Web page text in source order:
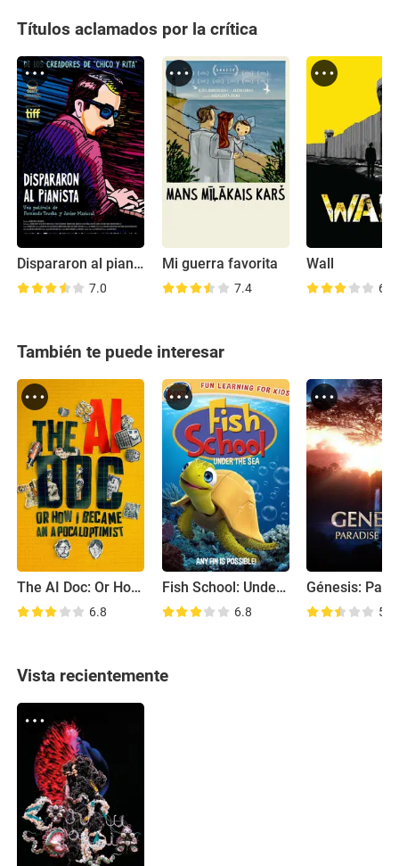
Títulos aclamados por la crítica
Dispararon al pianista
7.0
Mi guerra favorita
7.4
Wall
6.6
También te puede interesar
The AI Doc: Or How I Became an Apocaloptimist
6.8
Fish School: Under the Sea
6.8 5.1
Vista recientemente